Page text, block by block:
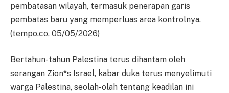
pembatasan wilayah, termasuk penerapan garis
pembatas baru yang memperluas area kontrolnya.
(tempo.co, 05/05/2026)
Bertahun-tahun Palestina terus dihantam oleh
serangan Zion*s Israel, kabar duka terus menyelimuti
warga Palestina, seolah-olah tentang keadilan ini